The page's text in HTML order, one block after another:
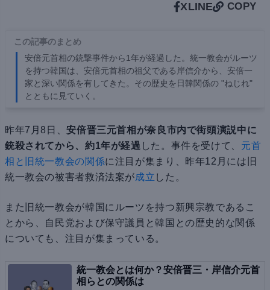
XLINE COPY
この記事のまとめ
安倍元首相の銃撃事件から1年が経過した。統一教会がルーツ
を持つ韓国は、安倍元首相の祖父である岸信介から、安倍一
家と深い関係を有してきた。その歴史を日韓関係の "ねじれ"
とともに見ていく。
昨年7月8日、安倍晋三元首相が奈良市内で街頭演説中に
銃殺されてから、約1年が経過 した。事件を受けて、 元首
相と旧統一教会の関係に注目が集まり、昨年12月には旧
統一教会の被害者救済法案が成立 した。
また旧統一教会が韓国にルーツを持つ新興宗教であるこ
とから、自民党および保守議員と韓国との歴史的な関係
についても、注目が集まっている。
統一教会とは何か？安倍晋三・岸信介元首
相らとの関係は